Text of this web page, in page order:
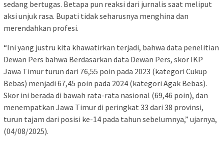
sedang bertugas. Betapa pun reaksi dari jurnalis saat meliput
aksi unjuk rasa. Bupati tidak seharusnya menghina dan
merendahkan profesi.
“Ini yang justru kita khawatirkan terjadi, bahwa data penelitian
Dewan Pers bahwa Berdasarkan data Dewan Pers, skor IKP
Jawa Timur turun dari 76,55 poin pada 2023 (kategori Cukup
Bebas) menjadi 67,45 poin pada 2024 (kategori Agak Bebas).
Skor ini berada di bawah rata-rata nasional (69,46 poin), dan
menempatkan Jawa Timur di peringkat 33 dari 38 provinsi,
turun tajam dari posisi ke-14 pada tahun sebelumnya,” ujarnya,
(04/08/2025).